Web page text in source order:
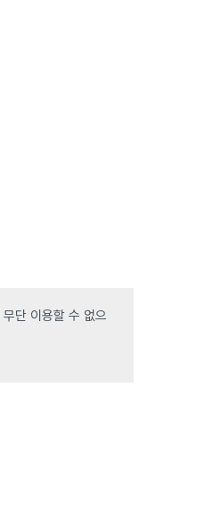
단 이용할 수 없으